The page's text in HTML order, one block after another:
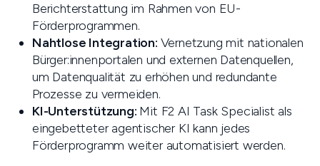
Berichterstattung im Rahmen von EU-
Förderprogrammen.
Nahtlose Integration: Vernetzung mit nationalen
Bürger:innenportalen und externen Datenquellen,
um Datenqualität zu erhöhen und redundante
Prozesse zu vermeiden.
KI-Unterstützung: Mit F2 AI Task Specialist als
eingebetteter agentischer KI kann jedes
Förderprogramm weiter automatisiert werden.